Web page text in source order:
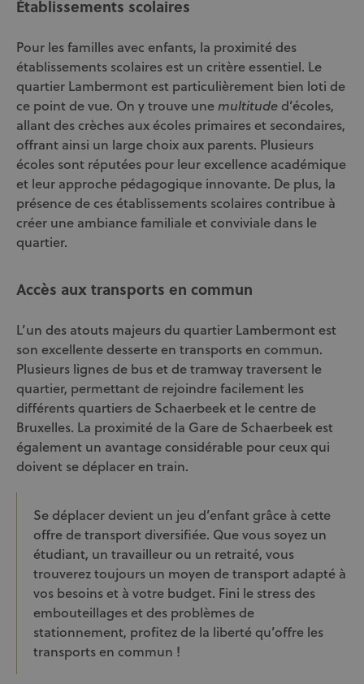
Établissements scolaires
Pour les familles avec enfants, la proximité des
établissements scolaires est un critère essentiel. Le
quartier Lambermont est particulièrement bien loti de
ce point de vue. On y trouve unemultituded’écoles,
allant des crèches aux écoles primaires et secondaires,
offrant ainsi un large choix aux parents. Plusieurs
écoles sont réputées pour leur excellence académique
et leur approche pédagogique innovante. De plus, la
présence de ces établissements scolaires contribue à
créer une ambiance familiale et conviviale dans le
quartier.
Accès aux transports en commun
L’un des atouts majeurs du quartier Lambermont est
son excellente desserte en transports en commun.
Plusieurs lignes de bus et de tramway traversent le
quartier, permettant de rejoindre facilement les
différents quartiers de Schaerbeek et le centre de
Bruxelles. La proximité de la Gare de Schaerbeek est
également un avantage considérable pour ceux qui
doivent se déplacer en train.
Se déplacer devient un jeu d’enfant grâce à cette
offre de transport diversifiée. Que vous soyez un
étudiant, un travailleur ou un retraité, vous
trouverez toujours un moyen de transport adapté à
vos besoins et à votre budget. Fini le stress des
embouteillages et des problèmes de
stationnement, profitez de la liberté qu’offre les
transports en commun !